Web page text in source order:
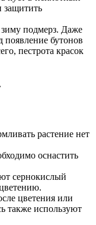
защитить
зиму подмерз. Даже
бутонов
пестрота красок
растение нет
оснастить
сернокислый
цветения или
также используют